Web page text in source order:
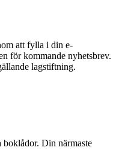
att fylla i din e-
för kommande nyhetsbrev.
lagstiftning.
boklådor. Din närmaste